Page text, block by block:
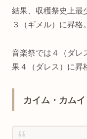
結果、収穫祭史上最
３（ギメル）に昇格。
音楽祭では４（ダレ
果４（ダレス）に昇
カイム・カムイ